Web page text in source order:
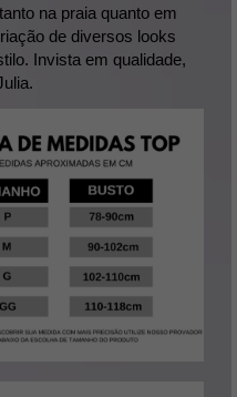
na praia quanto em
de diversos looks
Invista em qualidade,